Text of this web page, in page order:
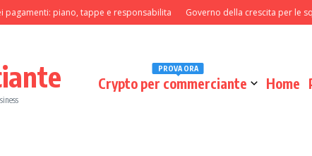
piano, tappe e responsabilita Governo della crescita per le
Crypto per commerciante
PROVA ORA
Home